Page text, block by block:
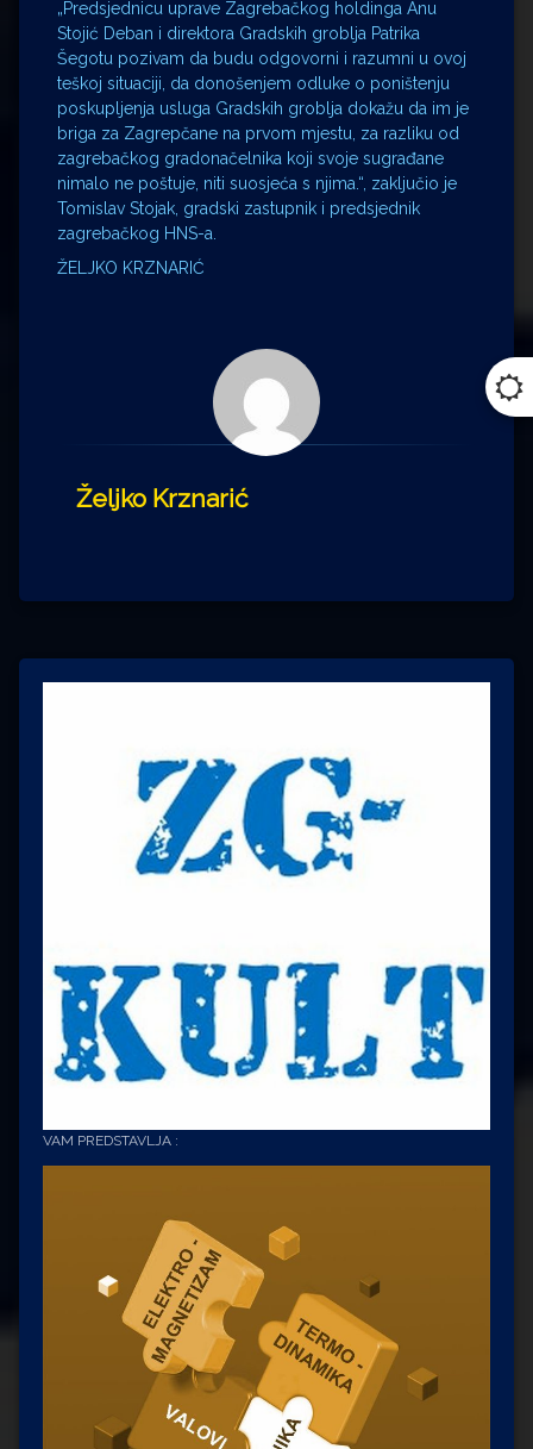
„Predsjednicu uprave Zagrebačkog holdinga Anu
Stojić Deban i direktora Gradskih groblja Patrika
Šegotu pozivam da budu odgovorni i razumni u ovoj
teškoj situaciji, da donošenjem odluke o poništenju
poskupljenja usluga Gradskih groblja dokažu da im je
briga za Zagrepčane na prvom mjestu, za razliku od
zagrebačkog gradonačelnika koji svoje sugrađane
nimalo ne poštuje, niti suosjeća s njima.“, zaključio je
Tomislav Stojak, gradski zastupnik i predsjednik
zagrebačkog HNS-a.
ŽELJKO KRZNARIĆ
Željko Krznarić
VAM PREDSTAVLJA :